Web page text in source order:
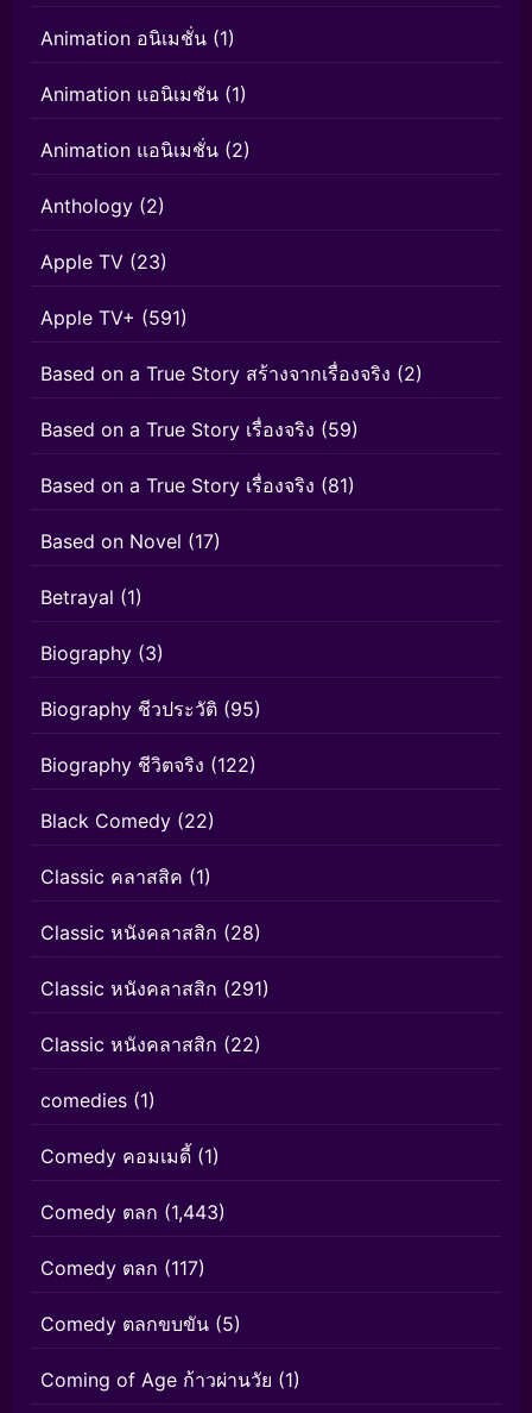
Animation อนิเมชั่น (1)
Animation แอนิเมชัน (1)
Animation แอนิเมชั่น (2)
Anthology (2)
Apple TV (23)
Apple TV+ (591)
Based on a True Story สร้างจากเรื่องจริง (2)
Based on a True Story เรื่องจริง (59)
Based on a True Story เรื่องจริง (81)
Based on Novel (17)
Betrayal (1)
Biography (3)
Biography ชีวประวัติ (95)
Biography ชีวิตจริง (122)
Black Comedy (22)
Classic คลาสสิค (1)
Classic หนังคลาสสิก (28)
Classic หนังคลาสสิก (291)
Classic หนังคลาสสิก (22)
comedies (1)
Comedy คอมเมดี้ (1)
Comedy ตลก (1,443)
Comedy ตลก (117)
Comedy ตลกขบขัน (5)
Coming of Age ก้าวผ่านวัย (1)